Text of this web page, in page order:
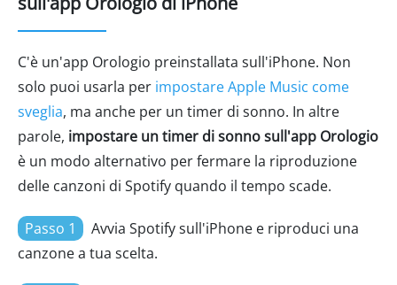
C'è un'app Orologio preinstallata sull'iPhone. Non
solo puoi usarla per impostare Apple Music come
sveglia, ma anche per un timer di sonno. In altre
parole, impostare un timer di sonno sull'app Orologio
è un modo alternativo per fermare la riproduzione
delle canzoni di Spotify quando il tempo scade.
Passo 1
Avvia Spotify sull'iPhone e riproduci una
canzone a tua scelta.